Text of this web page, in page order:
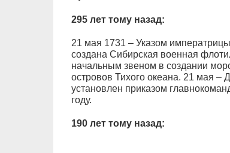
295 лет тому назад:
21 мая 1731 – Указом
создана Сибирская военная
начальным звеном в создании
островов Тихого океана. 21 мая –
установлен приказом
году.
190 лет тому назад: